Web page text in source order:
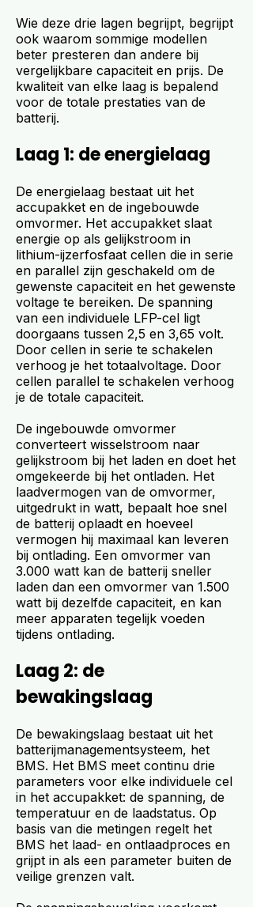
Wie deze drie lagen begrijpt, begrijpt
ook waarom sommige modellen
beter presteren dan andere bij
vergelijkbare capaciteit en prijs. De
kwaliteit van elke laag is bepalend
voor de totale prestaties van de
batterij.
Laag 1: de energielaag
De energielaag bestaat uit het
accupakket en de ingebouwde
omvormer. Het accupakket slaat
energie op als gelijkstroom in
lithium-ijzerfosfaat cellen die in serie
en parallel zijn geschakeld om de
gewenste capaciteit en het gewenste
voltage te bereiken. De spanning
van een individuele LFP-cel ligt
doorgaans tussen 2,5 en 3,65 volt.
Door cellen in serie te schakelen
verhoog je het totaalvoltage. Door
cellen parallel te schakelen verhoog
je de totale capaciteit.
De ingebouwde omvormer
converteert wisselstroom naar
gelijkstroom bij het laden en doet het
omgekeerde bij het ontladen. Het
laadvermogen van de omvormer,
uitgedrukt in watt, bepaalt hoe snel
de batterij oplaadt en hoeveel
vermogen hij maximaal kan leveren
bij ontlading. Een omvormer van
3.000 watt kan de batterij sneller
laden dan een omvormer van 1.500
watt bij dezelfde capaciteit, en kan
meer apparaten tegelijk voeden
tijdens ontlading.
Laag 2: de
bewakingslaag
De bewakingslaag bestaat uit het
batterijmanagementsysteem, het
BMS. Het BMS meet continu drie
parameters voor elke individuele cel
in het accupakket: de spanning, de
temperatuur en de laadstatus. Op
basis van die metingen regelt het
BMS het laad- en ontlaadproces en
grijpt in als een parameter buiten de
veilige grenzen valt.